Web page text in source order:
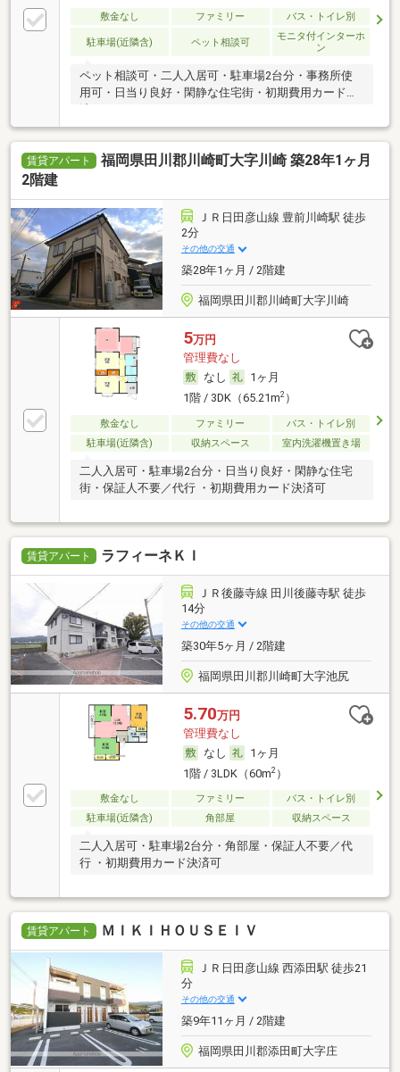
敷金なし ファミリー バス・トイレ別
駐車場(近隣含) ペット相談可
モニタ付インターホ
ン
ペット相談可・二人入居可・駐車場2台分・事務所使
用可・日当り良好・閑静な住宅街・初期費用カード決
賃貸アパート
福岡県田川郡川崎町大字川崎 築28年1ヶ月
2階建
ＪＲ日田彦山線 豊前川崎駅 徒歩
2分
その他の交通
築28年1ヶ月 / 2階建
福岡県田川郡川崎町大字川崎
5万円
管理費なし
なし
1ヶ月
1階 / 3DK（65.21m2）
敷金なし ファミリー
バス・トイレ別
駐車場(近隣含)
収納スペース 室内洗濯機置き場
二人入居可・駐車場2台分・日当り良好・閑静な住宅
街・保証人不要／代行 ・初期費用カード決済可
賃貸アパート ラフィーネＫＩ
ＪＲ後藤寺線 田川後藤寺駅 徒歩
14分
その他の交通
築30年5ヶ月 / 2階建
福岡県田川郡川崎町大字池尻
5.70万円
管理費なし
なし
1ヶ月
1階 / 3LDK（60m2）
敷金なし ファミリー
バス・トイレ別
駐車場(近隣含)
角部屋 収納スペース
二人入居可・駐車場2台分・角部屋・保証人不要／代
行 ・初期費用カード決済可
賃貸アパート ＭＩＫＩＨＯＵＳＥＩＶ
ＪＲ日田彦山線 西添田駅 徒歩21
分
その他の交通
築9年11ヶ月 / 2階建
福岡県田川郡添田町大字庄